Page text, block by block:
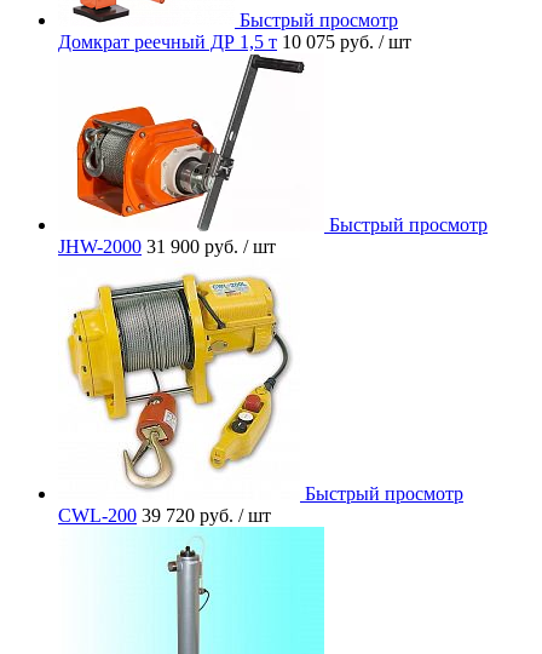
Быстрый просмотр
Домкрат реечный ДР 1,5 т 10 075 руб. / шт
Быстрый просмотр
JHW-2000 31 900 руб. / шт
Быстрый просмотр
CWL-200 39 720 руб. / шт